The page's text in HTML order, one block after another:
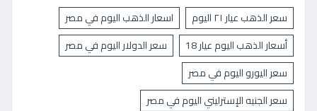
سعر الذهب عيار ٢١ اليوم
اسعار الذهب اليوم في مصر
أسعار الذهب اليوم عيار 18
سعر الدولار اليوم في مصر
سعر اليورو اليوم في مصر
سعر الجنيه الإسترليني اليوم في مصر